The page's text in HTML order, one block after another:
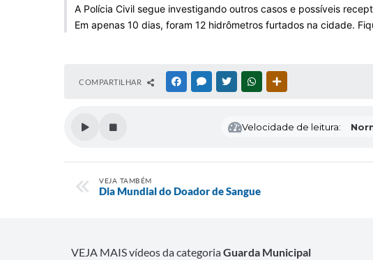
A Polícia Civil segue investigando outros casos e possíveis
Em apenas 10 dias, foram 12 hidrômetros furtados na cidade.
COMPARTILHAR FACEBOOKMESSENGER
TWITTERWHATSAPP
Velocidade de leitura:
VEJA TAMBÉM
Dia Mundial do Doador de Sangue
VEJA MAIS vídeos da categoriaGuarda Municipal